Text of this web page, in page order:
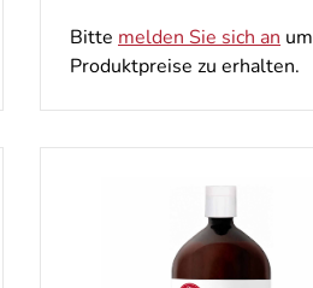
Bitte melden Sie sich an um
Produktpreise zu erhalten.